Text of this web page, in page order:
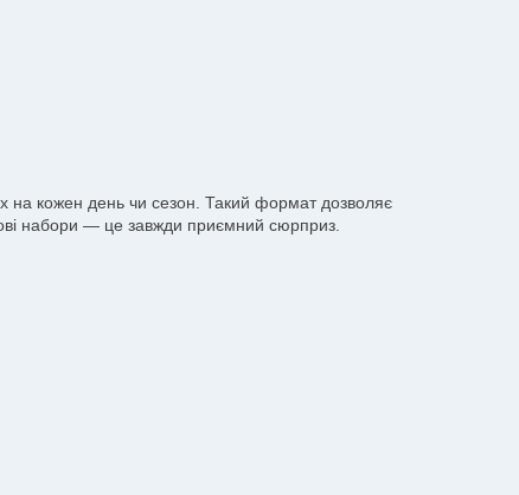
на кожен день чи сезон. Такий формат дозволяє
набори — це завжди приємний сюрприз.